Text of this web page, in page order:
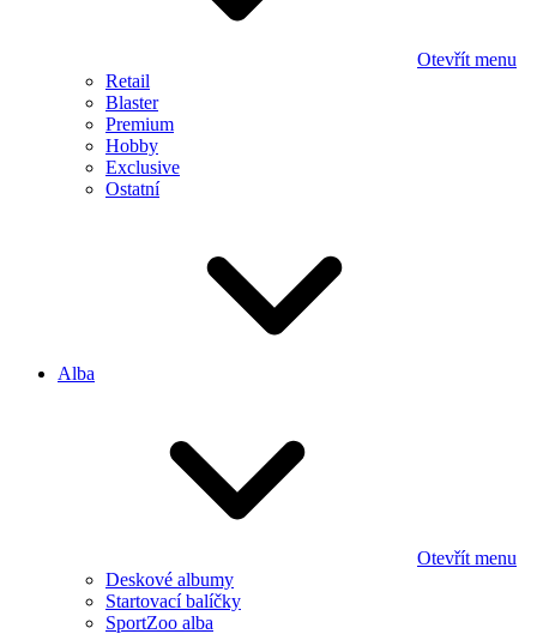
Otevřít menu
Retail
Blaster
Premium
Hobby
Exclusive
Ostatní
Alba
Otevřít menu
Deskové albumy
Startovací balíčky
SportZoo alba